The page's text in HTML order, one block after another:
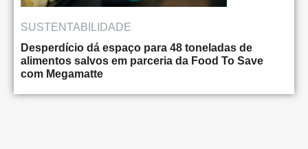
SUSTENTABILIDADE
Desperdício dá espaço para 48 toneladas de
alimentos salvos em parceria da Food To Save
com Megamatte